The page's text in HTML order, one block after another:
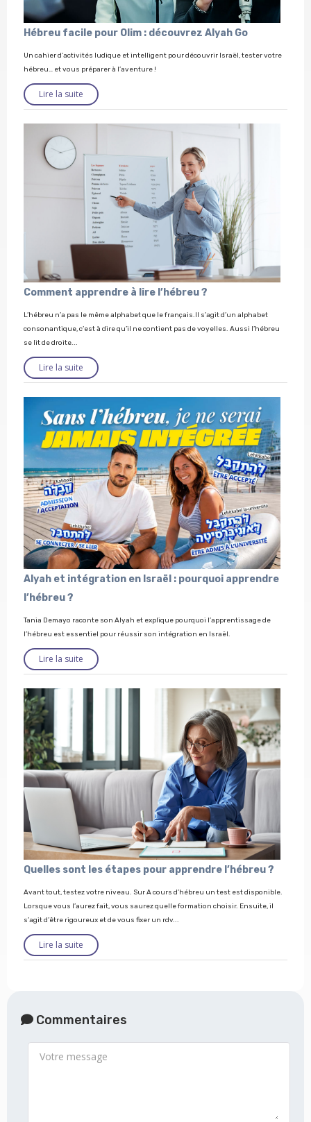
Hébreu facile pour Olim : découvrez Alyah Go
Un cahier d’activités ludique et intelligent pour découvrir Israël, tester votre
hébreu… et vous préparer à l’aventure !
Lire la suite
Comment apprendre à lire l’hébreu ?
L’hébreu n’a pas le même alphabet que le français.Il s’agit d’un alphabet
consonantique, c’est à dire qu’il ne contient pas de voyelles. Aussi l’hébreu
se lit de droite...
Lire la suite
Alyah et intégration en Israël : pourquoi apprendre
l’hébreu ?
Tania Demayo raconte son Alyah et explique pourquoi l’apprentissage de
l’hébreu est essentiel pour réussir son intégration en Israël.
Lire la suite
Quelles sont les étapes pour apprendre l’hébreu ?
Avant tout, testez votre niveau. Sur A cours d’hébreu un test est disponible.
Lorsque vous l’aurez fait, vous saurez quelle formation choisir. Ensuite, il
s’agit d’être rigoureux et de vous fixer un rdv...
Lire la suite
Commentaires